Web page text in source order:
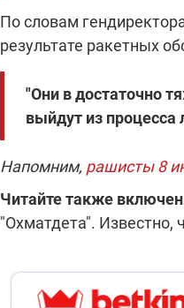
По словам
результате ракетных
"Они в достаточно
выйдут из
Напомним, рашисты 8
Читайте также
"Охматдета".